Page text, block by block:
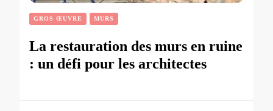
GROS ŒUVRE MURS
La restauration des murs en ruine
: un défi pour les architectes